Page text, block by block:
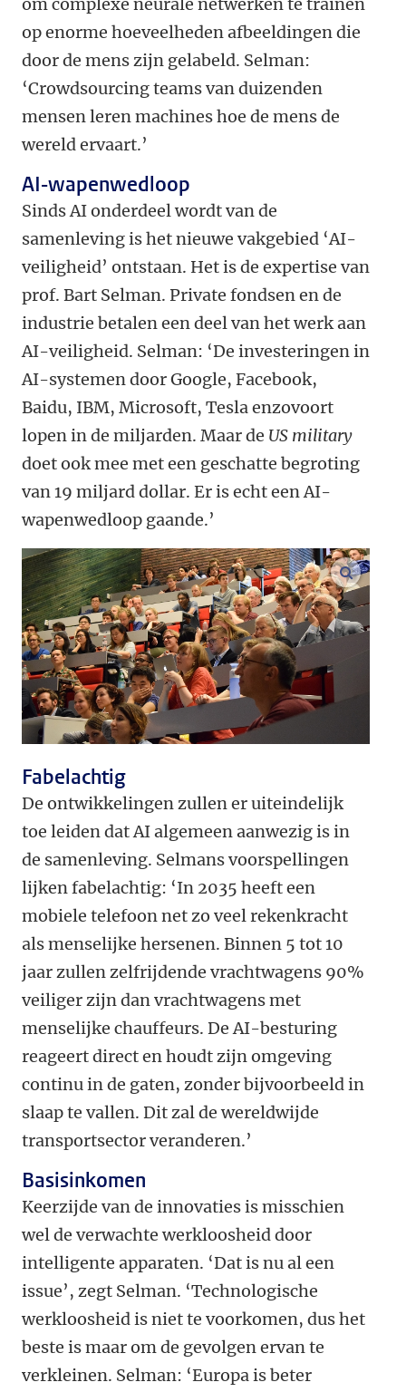
om complexe neurale netwerken te trainen
op enorme hoeveelheden afbeeldingen die
door de mens zijn gelabeld. Selman:
‘Crowdsourcing teams van duizenden
mensen leren machines hoe de mens de
wereld ervaart.’
AI-wapenwedloop
Sinds AI onderdeel wordt van de
samenleving is het nieuwe vakgebied ‘AI-
veiligheid’ ontstaan. Het is de expertise van
prof. Bart Selman. Private fondsen en de
industrie betalen een deel van het werk aan
AI-veiligheid. Selman: ‘De investeringen in
AI-systemen door Google, Facebook,
Baidu, IBM, Microsoft, Tesla enzovoort
lopen in de miljarden. Maar de US military
doet ook mee met een geschatte begroting
van 19 miljard dollar. Er is echt een AI-
wapenwedloop gaande.’
Fabelachtig
De ontwikkelingen zullen er uiteindelijk
toe leiden dat AI algemeen aanwezig is in
de samenleving. Selmans voorspellingen
lijken fabelachtig: ‘In 2035 heeft een
mobiele telefoon net zo veel rekenkracht
als menselijke hersenen. Binnen 5 tot 10
jaar zullen zelfrijdende vrachtwagens 90%
veiliger zijn dan vrachtwagens met
menselijke chauffeurs. De AI-besturing
reageert direct en houdt zijn omgeving
continu in de gaten, zonder bijvoorbeeld in
slaap te vallen. Dit zal de wereldwijde
transportsector veranderen.’
Basisinkomen
Keerzijde van de innovaties is misschien
wel de verwachte werkloosheid door
intelligente apparaten. ‘Dat is nu al een
issue’, zegt Selman. ‘Technologische
werkloosheid is niet te voorkomen, dus het
beste is maar om de gevolgen ervan te
verkleinen. Selman: ‘Europa is beter